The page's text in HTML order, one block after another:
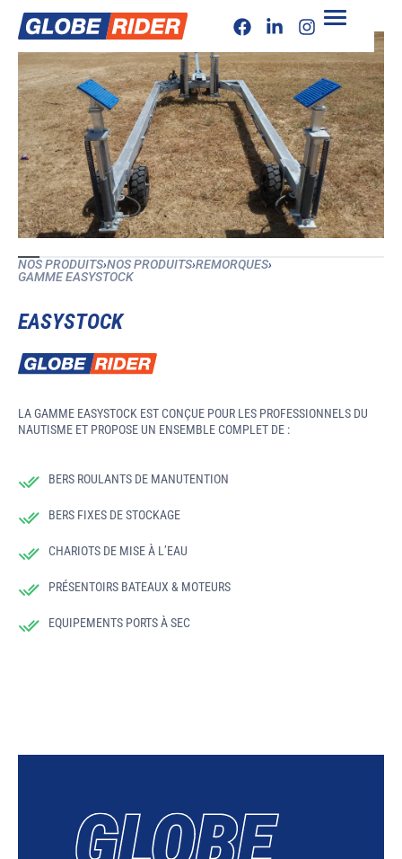
NOS PRODUITS›NOS PRODUITS›REMORQUES›
GAMME EASYSTOCK
EASYSTOCK
LA GAMME EASYSTOCK EST CONÇUE POUR LES PROFESSIONNELS DU
NAUTISME ET PROPOSE UN ENSEMBLE COMPLET DE :
BERS ROULANTS DE MANUTENTION
BERS FIXES DE STOCKAGE
CHARIOTS DE MISE À L’EAU
PRÉSENTOIRS BATEAUX & MOTEURS
EQUIPEMENTS PORTS À SEC